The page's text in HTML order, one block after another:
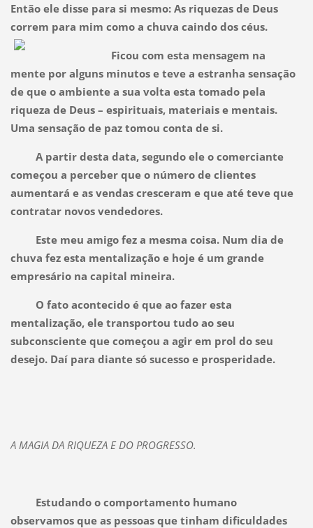
Então ele disse para si mesmo: As riquezas de Deus
correm para mim como a chuva caindo dos céus.
Ficou com esta mensagem na
mente por alguns minutos e teve a estranha sensação
de que o ambiente a sua volta esta tomado pela
riqueza de Deus – espirituais, materiais e mentais.
Uma sensação de paz tomou conta de si.
A partir desta data, segundo ele o comerciante
começou a perceber que o número de clientes
aumentará e as vendas cresceram e que até teve que
contratar novos vendedores.
Este meu amigo fez a mesma coisa. Num dia de
chuva fez esta mentalização e hoje é um grande
empresário na capital mineira.
O fato acontecido é que ao fazer esta
mentalização, ele transportou tudo ao seu
subconsciente que começou a agir em prol do seu
desejo. Daí para diante só sucesso e prosperidade.
A MAGIA DA RIQUEZA E DO PROGRESSO.
Estudando o comportamento humano
observamos que as pessoas que tinham dificuldades